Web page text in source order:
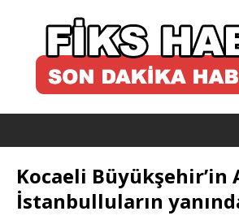
Kocaeli Büyükşehir’in
İstanbulluların